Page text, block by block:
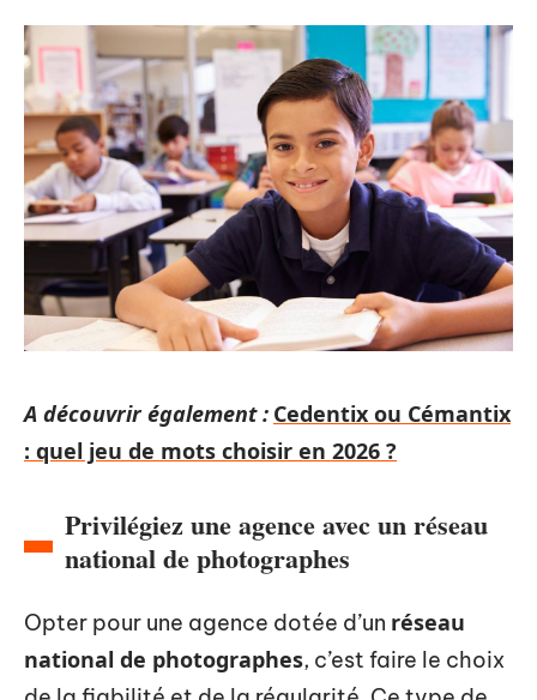
A découvrir également : Cedentix ou Cémantix
: quel jeu de mots choisir en 2026 ?
Privilégiez une agence avec un réseau
national de photographes
Opter pour une agence dotée d’un réseau
national de photographes, c’est faire le choix